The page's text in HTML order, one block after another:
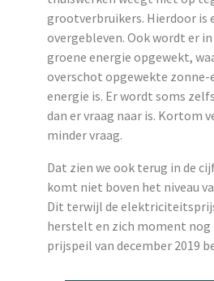
grootverbruikers. Hierdoor is
overgebleven. Ook wordt er
groene energie opgewekt,
overschot opgewekte zonne-
energie is. Er wordt soms
dan er vraag naar is. Kortom
minder vraag.
Dat zien we ook terug in de
komt niet boven het niveau
Dit terwijl de
herstelt en zich moment
prijspeil van december 2019